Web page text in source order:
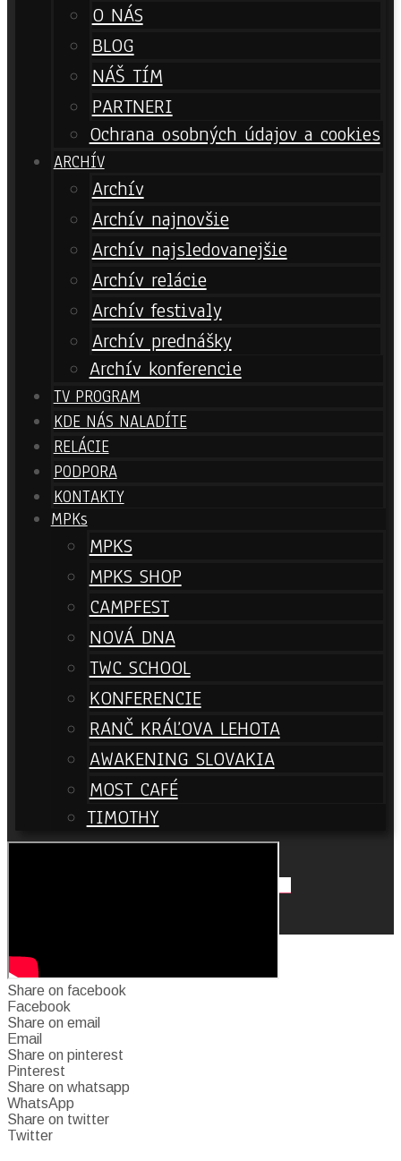
O NÁS
BLOG
NÁŠ TÍM
PARTNERI
Ochrana osobných údajov a cookies
ARCHÍV
Archív
Archív najnovšie
Archív najsledovanejšie
Archív relácie
Archív festivaly
Archív prednášky
Archív konferencie
TV PROGRAM
KDE NÁS NALADÍTE
RELÁCIE
PODPORA
KONTAKTY
MPKs
MPKS
MPKS SHOP
CAMPFEST
NOVÁ DNA
TWC SCHOOL
KONFERENCIE
RANČ KRÁĽOVA LEHOTA
AWAKENING SLOVAKIA
MOST CAFÉ
TIMOTHY
Share on facebook
Facebook
Share on email
Email
Share on pinterest
Pinterest
Share on whatsapp
WhatsApp
Share on twitter
Twitter